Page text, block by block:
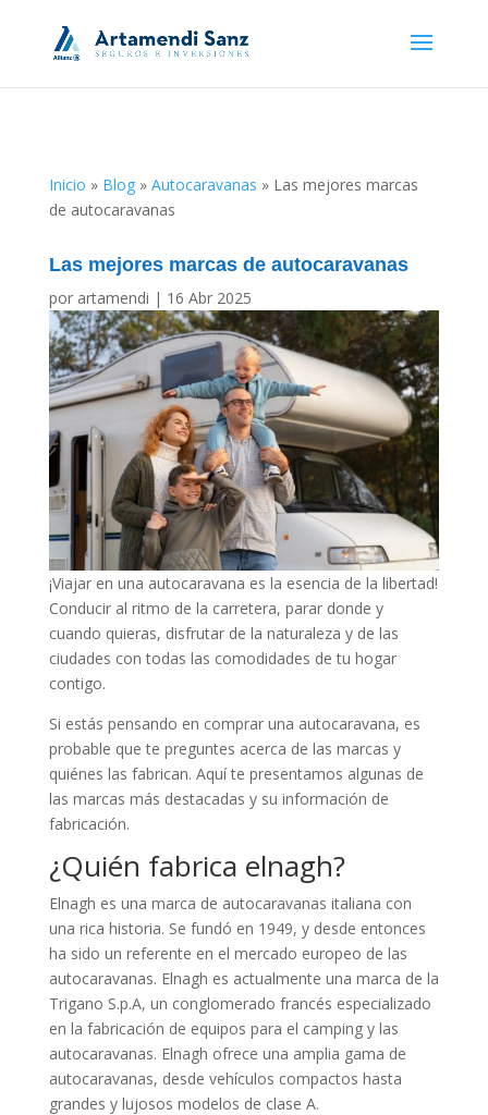
Inicio » Blog» Autocaravanas » Las mejores marcas
de autocaravanas
Las mejores marcas de autocaravanas
por artamendi | 16 Abr 2025
¡Viajar en una autocaravana es la esencia de la libertad!
Conducir al ritmo de la carretera, parar donde y
cuando quieras, disfrutar de la naturaleza y de las
ciudades con todas las comodidades de tu hogar
contigo.
Si estás pensando en comprar una autocaravana, es
probable que te preguntes acerca de las marcas y
quiénes las fabrican. Aquí te presentamos algunas de
las marcas más destacadas y su información de
fabricación.
¿Quién fabrica elnagh?
Elnagh es una marca de autocaravanas italiana con
una rica historia. Se fundó en 1949, y desde entonces
ha sido un referente en el mercado europeo de las
autocaravanas. Elnagh es actualmente una marca de la
Trigano S.p.A, un conglomerado francés especializado
en la fabricación de equipos para el camping y las
autocaravanas. Elnagh ofrece una amplia gama de
autocaravanas, desde vehículos compactos hasta
grandes y lujosos modelos de clase A.